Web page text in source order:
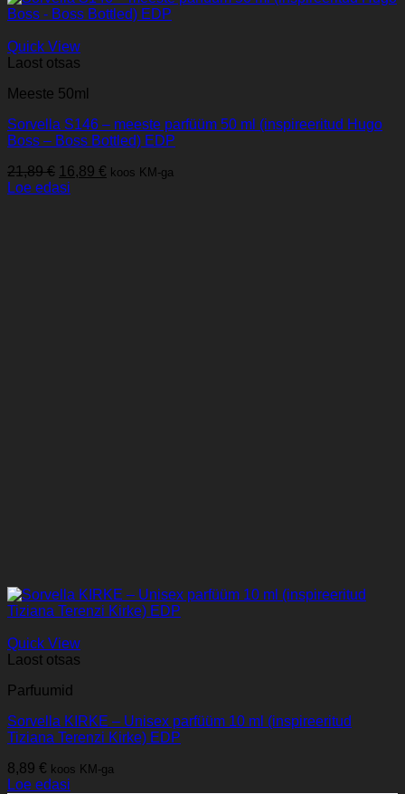
Quick View
Laost otsas
Meeste 50ml
Sorvella S146 – meeste parfüüm 50 ml (inspireeritud Hugo
Boss – Boss Bottled) EDP
21,89€ Algne
hind
16,89 € Praegune
koos KM-ga
Loe edasi
Quick View
Laost otsas
Parfuumid
Sorvella KIRKE – Unisex parfüüm 10 ml (inspireeritud
Tiziana Terenzi Kirke) EDP
8,89 € koos KM-ga
Loe edasi